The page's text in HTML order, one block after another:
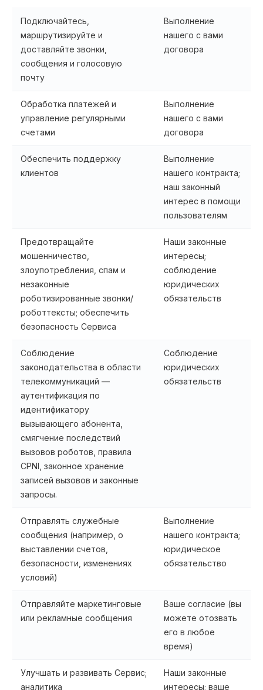
Подключайтесь,
маршрутизируйте и
доставляйте звонки,
сообщения и голосовую
почту
Выполнение
нашего с вами
договора
Обработка платежей и
управление регулярными
счетами
Выполнение
нашего с вами
договора
Обеспечить поддержку
клиентов
Выполнение
нашего контракта;
наш законный
интерес в помощи
пользователям
Предотвращайте
мошенничество,
злоупотребления, спам и
незаконные
роботизированные звонки/
роботтексты; обеспечить
безопасность Сервиса
Наши законные
интересы;
соблюдение
юридических
обязательств
Соблюдение
законодательства в области
телекоммуникаций —
аутентификация по
идентификатору
вызывающего абонента,
смягчение последствий
вызовов роботов, правила
CPNI, законное хранение
записей вызовов и законные
запросы.
Соблюдение
юридических
обязательств
Отправлять служебные
сообщения (например, о
выставлении счетов,
безопасности, изменениях
условий)
Выполнение
нашего контракта;
юридическое
обязательство
Отправляйте маркетинговые
или рекламные сообщения
Ваше согласие (вы
можете отозвать
его в любое
время)
Улучшать и развивать Сервис;
аналитика
Наши законные
интересы; ваше